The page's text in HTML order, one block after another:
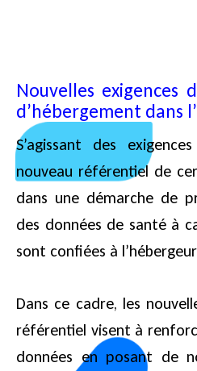
Nouvelles exigences
d’hébergement dans
S’agissant des
nouveau référentiel de
dans une démarche de
des données de santé à
sont confiées à l’hébergeur
Dans ce cadre, les
référentiel visent à
données en posant de